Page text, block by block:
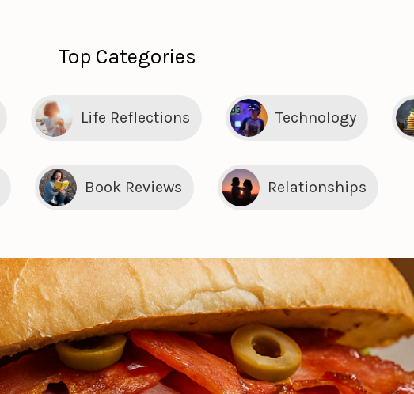
Top Categories
Life Reflections Technology
Book Reviews Relationships